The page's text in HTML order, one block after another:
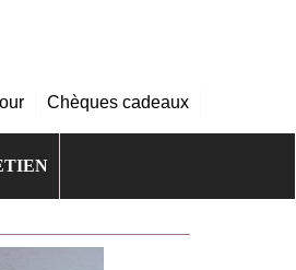
Chèques cadeaux